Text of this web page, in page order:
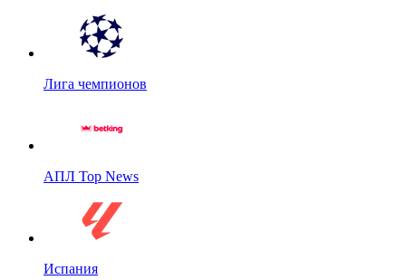
Лига чемпионов
АПЛ Top News
Испания